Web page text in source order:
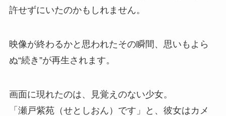
許せずにいたのかもしれません。
映像が終わるかと思われたその瞬間、思いもよら
ぬ“続き”が再生されます。
画面に現れたのは、見覚えのない少女。
「瀬戸紫苑（せとしおん）です」と、彼女はカメ